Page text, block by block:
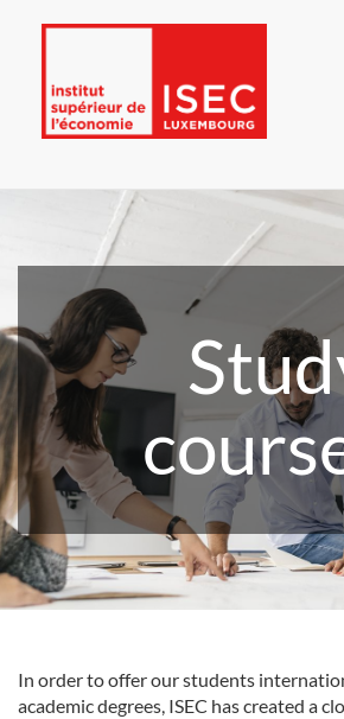
In order to offer our students
academic degrees, ISEC has created a